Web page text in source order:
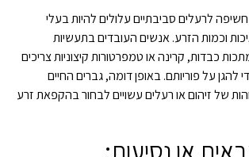
חשיפה לרעלים סביבתיים עלולים להיות בעלי
וכמות הזרע. אנשים העובדים בתעשיות
כבדות, קרינה או טמפרטורות קיצוניות צריכים
על פוריותם. באופן דומה, גברים החיים
של זיהום או רעלים עשויים לבחור בהקפאת זרע